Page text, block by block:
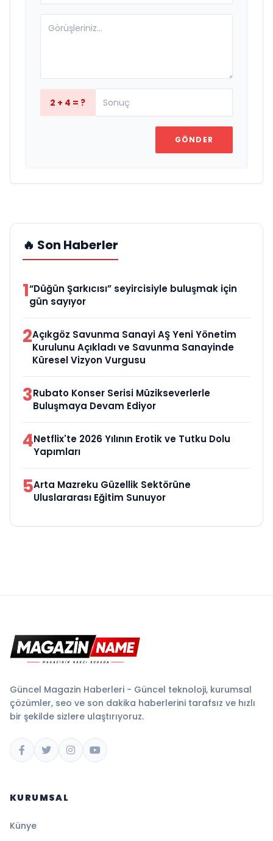
2 + 4 = ?
GÖNDER
🔥 Son Haberler
1“Düğün Şarkıcısı” seyircisiyle buluşmak için
gün sayıyor
2Açıkgöz Savunma Sanayi AŞ Yeni Yönetim
Kurulunu Açıkladı ve Savunma Sanayinde
Küresel Vizyon Vurgusu
3Rubato Konser Serisi Müzikseverlerle
Buluşmaya Devam Ediyor
4Netflix'te 2026 Yılının Erotik ve Tutku Dolu
Yapımları
5Arta Mazreku Güzellik Sektörüne
Uluslararası Eğitim Sunuyor
Güncel Magazin Haberleri - Güncel teknoloji, kurumsal
çözümler, seo ve son dakika haberlerini tarafsız ve hızlı
bir şekilde sizlere ulaştırıyoruz.
KURUMSAL
Künye